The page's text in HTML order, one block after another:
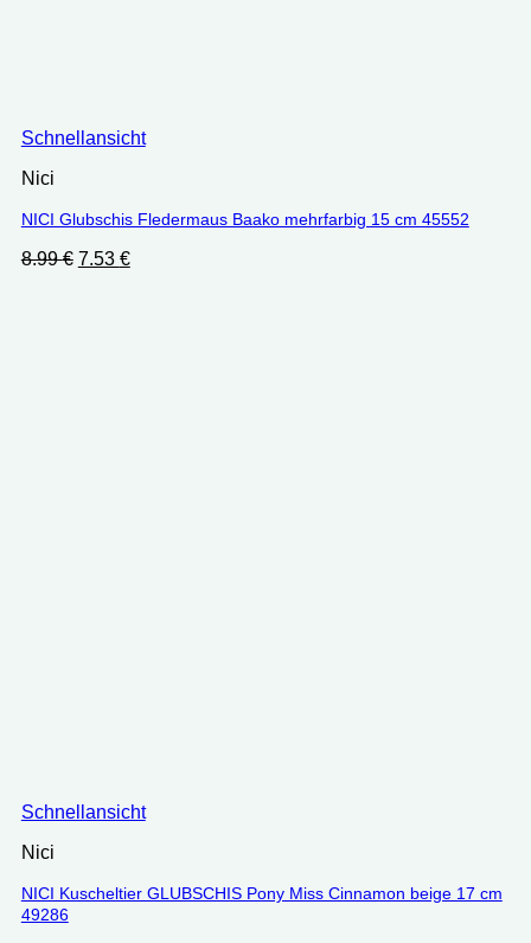
Schnellansicht
Nici
NICI Glubschis Fledermaus Baako mehrfarbig 15 cm 45552
8.99€ Ursprünglicher
7.53 €Aktueller
Schnellansicht
Nici
NICI Kuscheltier GLUBSCHIS Pony Miss Cinnamon beige 17 cm
‎49286